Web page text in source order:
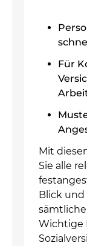
Für
Mit
Sie alle
Blick
Wichtige